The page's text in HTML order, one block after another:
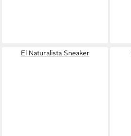
El Naturalista Sneaker